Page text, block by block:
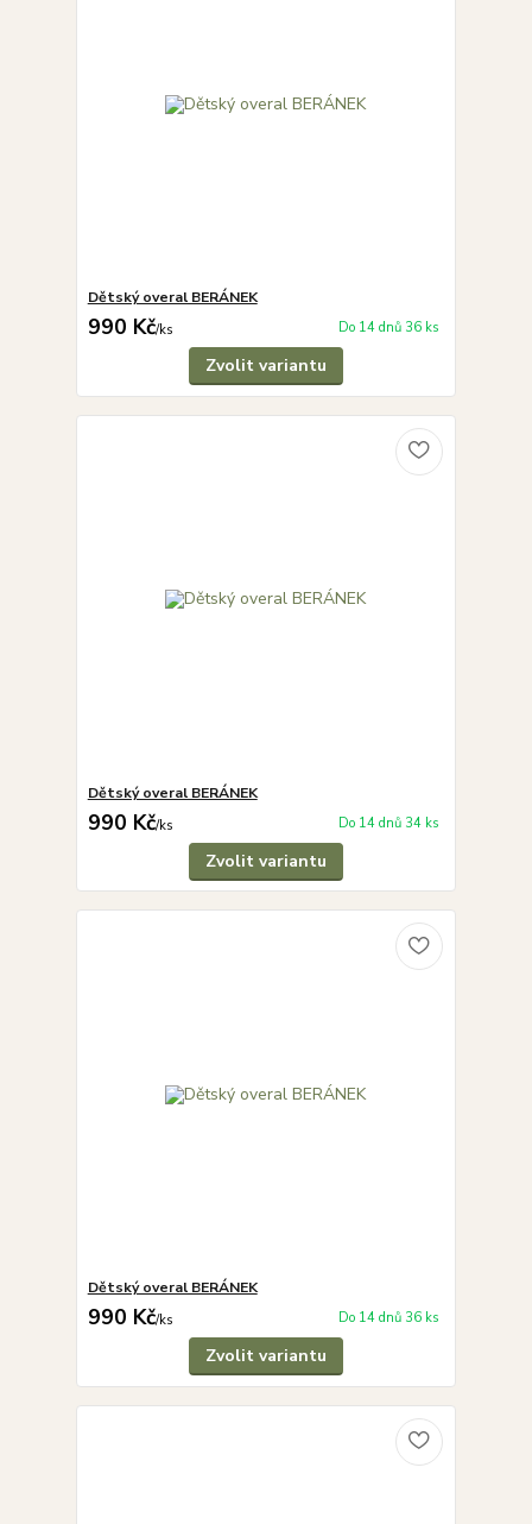
Dětský overal BERÁNEK
990 Kč/ks Do 14 dnů 36 ks
Zvolit variantu
Dětský overal BERÁNEK
990 Kč/ks Do 14 dnů 34 ks
Zvolit variantu
Dětský overal BERÁNEK
990 Kč/ks Do 14 dnů 36 ks
Zvolit variantu